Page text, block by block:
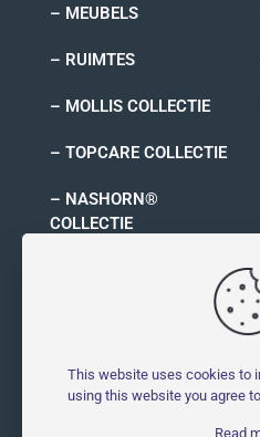
– MEUBELS
– RUIMTES
– MOLLIS COLLECTIE
– TOPCARE COLLECTIE
– NASHORN®
COLLECTIE
© 2026 MOLLIS -
This website uses cookies to
using this website you agree
Read